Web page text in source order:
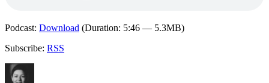
Podcast: Download (Duration: 5:46 — 5.3MB)
Subscribe: RSS